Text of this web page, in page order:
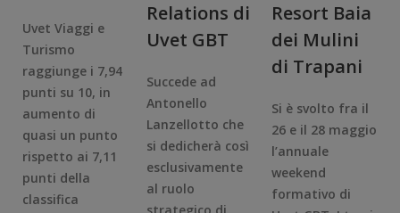
Uvet Viaggi e
Turismo
raggiunge i 7,94
punti su 10, in
aumento di
quasi un punto
rispetto ai 7,11
punti della
classifica
Relations di
Uvet GBT
Succede ad
Antonello
Lanzellotto che
si dedicherà così
esclusivamente
al ruolo
Resort Baia
dei Mulini
di Trapani
Si è svolto fra il
26 e il 28 maggio
l’annuale
weekend
formativo di